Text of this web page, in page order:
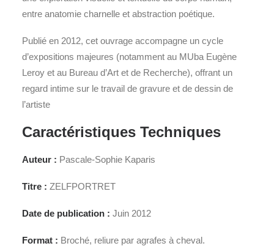
entre anatomie charnelle et abstraction poétique.
Publié en 2012, cet ouvrage accompagne un cycle
d’expositions majeures (notamment au MUba Eugène
Leroy et au Bureau d’Art et de Recherche), offrant un
regard intime sur le travail de gravure et de dessin de
l’artiste
Caractéristiques Techniques
Auteur : Pascale-Sophie Kaparis
Titre : ZELFPORTRET
Date de publication : Juin 2012
Format : Broché, reliure par agrafes à cheval.